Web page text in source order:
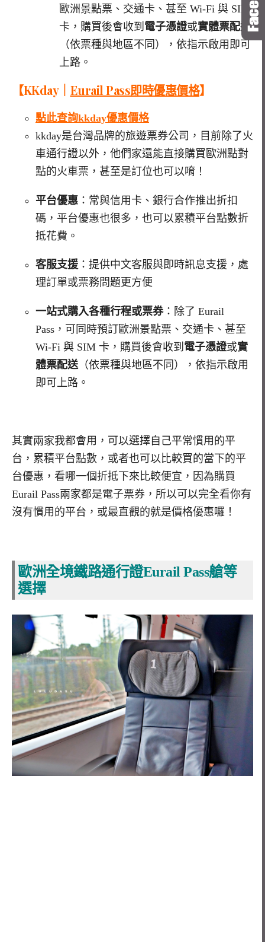
歐洲景點票、交通卡、甚至 Wi-Fi 與 SIM
卡，購買後會收到 電子憑證或實體票配送
（依票種與地區不同），依指示啟用即可
上路。
【KKday｜ Eurail Pass即時優惠價格】
點此查詢kkday優惠價格
kkday是台灣品牌的旅遊票券公司，目前除了火
車通行證以外，他們家還能直接購買歐洲點對
點的火車票，甚至是訂位也可以唷！
平台優惠 ：常與信用卡、銀行合作推出折扣
碼，平台優惠也很多，也可以累積平台點數折
抵花費。
客服支援 ：提供中文客服與即時訊息支援，處
理訂單或票務問題更方便
一站式購入各種行程或票券：除了 Eurail
Pass，可同時預訂歐洲景點票、交通卡、甚至
Wi-Fi 與 SIM 卡，購買後會收到 電子憑證或實
體票配送（依票種與地區不同），依指示啟用
即可上路。
其實兩家我都會用，可以選擇自己平常慣用的平
台，累積平台點數，或者也可以比較買的當下的平
台優惠，看哪一個折抵下來比較便宜，因為購買
Eurail Pass兩家都是電子票券，所以可以完全看你有
沒有慣用的平台，或最直觀的就是價格優惠囉！
歐洲全境鐵路通行證Eurail Pass艙等
選擇